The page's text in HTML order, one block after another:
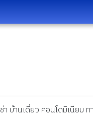
า บ้านเดี่ยว คอนโดมิเนียม